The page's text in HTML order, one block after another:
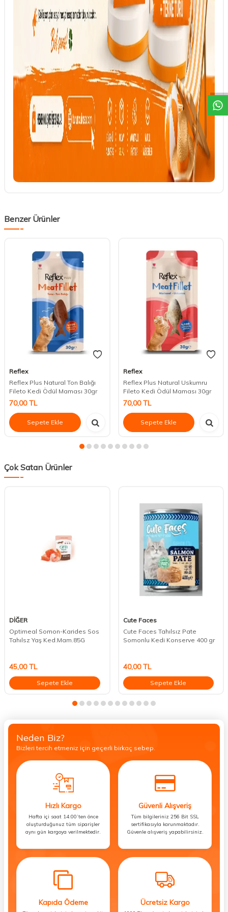
DESTEK
Benzer Ürünler
Reflex
Reflex Plus Natural Ton Balığı
Fileto Kedi Ödül Maması 30gr
70,00TL
Sepete Ekle
Reflex
Reflex Plus Natural Uskumru
Fileto Kedi Ödül Maması 30gr
70,00TL
Sepete Ekle
Çok Satan Ürünler
DİĞER
Optimeal Somon-Karides Sos
Tahılsz Yaş Ked.Mam.85G
45,00TL
Sepete Ekle
Cute Faces
Cute Faces Tahılsız Pate
Somonlu Kedi Konserve 400 gr
40,00TL
Sepete Ekle
Neden Biz?
Bizleri tercih etmeniz için geçerli birkaç sebep.
Hızlı Kargo
Hafta içi saat 14:00’ten önce
oluşturduğunuz tüm siparişler
aynı gün kargoya verilmektedir.
Güvenli Alışveriş
Tüm bilgileriniz 256 Bit SSL
sertifikasıyla korunmaktadır.
Güvenle alışveriş yapabilirsiniz.
Kapıda Ödeme Ücretsiz Kargo